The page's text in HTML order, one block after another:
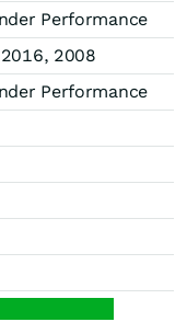
Performance
2008
Performance